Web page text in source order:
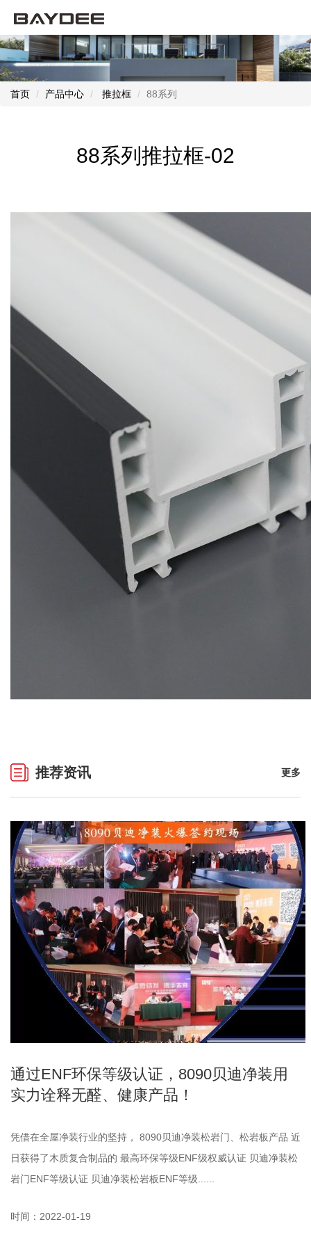
首页 产品中心 推拉框 88系列
88系列推拉框-02
推荐资讯 更多
通过ENF环保等级认证，8090贝迪净装用
实力诠释无醛、健康产品！
凭借在全屋净装行业的坚持， 8090贝迪净装松岩门、松岩板产品 近
日获得了木质复合制品的 最高环保等级ENF级权威认证 贝迪净装松
岩门ENF等级认证 贝迪净装松岩板ENF等级......
时间：2022-01-19